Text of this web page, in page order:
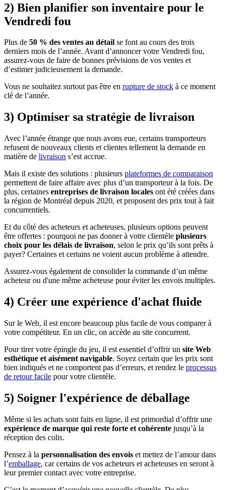
2) Bien planifier son inventaire pour le
Vendredi fou
Plus de 50 % des ventes au détail se font au cours des trois
derniers mois de l’année. Avant d’annoncer votre Vendredi fou,
assurez-vous de faire de bonnes prévisions de vos ventes et
d’estimer judicieusement la demande.
Vous ne souhaitez surtout pas être en rupture de stock à ce moment
clé de l’année.
3) Optimiser sa stratégie de livraison
Avec l’année étrange que nous avons eue, certains transporteurs
refusent de nouveaux clients et clientes tellement la demande en
matière de livraison s’est accrue.
Mais il existe des solutions : plusieurs plateformes de comparaison
permettent de faire affaire avec plus d’un transporteur à la fois. De
plus, certaines entreprises de livraison locales ont été créées dans
la région de Montréal depuis 2020, et proposent des prix tout à fait
concurrentiels.
Et du côté des acheteurs et acheteuses, plusieurs options peuvent
être offertes : pourquoi ne pas donner à votre clientèle plusieurs
choix pour les délais de livraison, selon le prix qu’ils sont prêts à
payer? Certaines et certains ne voient aucun problème à attendre.
Assurez-vous également de consolider la commande d’un même
acheteur ou d'une même acheteuse pour éviter les envois multiples.
4) Créer une expérience d'achat fluide
Sur le Web, il est encore beaucoup plus facile de vous comparer à
votre compétiteur. En un clic, on accède au site concurrent.
Pour tirer votre épingle du jeu, il est essentiel d’offrir un site Web
esthétique et aisément navigable. Soyez certain que les prix sont
bien indiqués et ne comportent pas d’erreurs, et rendez le processus
de retour facile pour votre clientèle.
5) Soigner l'expérience de déballage
Même si les achats sont faits en ligne, il est primordial d’offrir une
expérience de marque qui reste forte et cohérente jusqu’à la
réception des colis.
Pensez à la personnalisation des envois et mettez de l’amour dans
l’emballage, car certains de vos acheteurs et acheteuses en seront à
leur premier contact avec votre entreprise.